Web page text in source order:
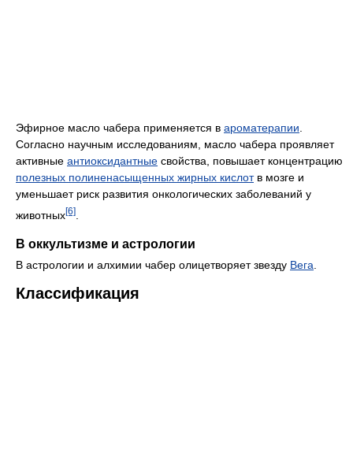
Эфирное масло чабера применяется в ароматерапии.
Согласно научным исследованиям, масло чабера проявляет
активные антиоксидантные свойства, повышает концентрацию
полезных полиненасыщенных жирных кислотв мозге и
уменьшает риск развития онкологических заболеваний у
животных[6]
В оккультизме и астрологии
В астрологии и алхимии чабер олицетворяет звезду Вега
Классификация